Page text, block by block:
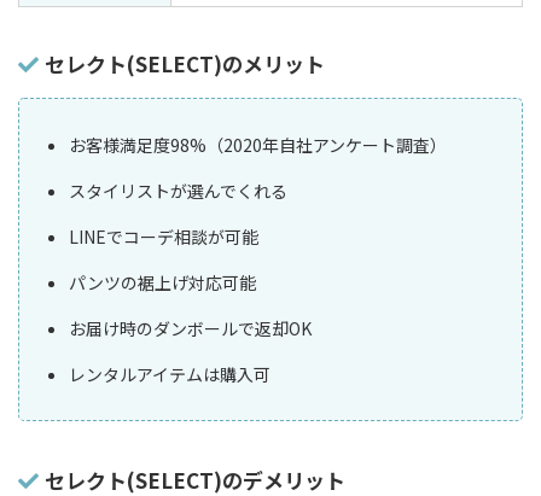
セレクト(SELECT)のメリット
お客様満足度98%（2020年自社アンケート調査）
スタイリストが選んでくれる
LINEでコーデ相談が可能
パンツの裾上げ対応可能
お届け時のダンボールで返却OK
レンタルアイテムは購入可
セレクト(SELECT)のデメリット